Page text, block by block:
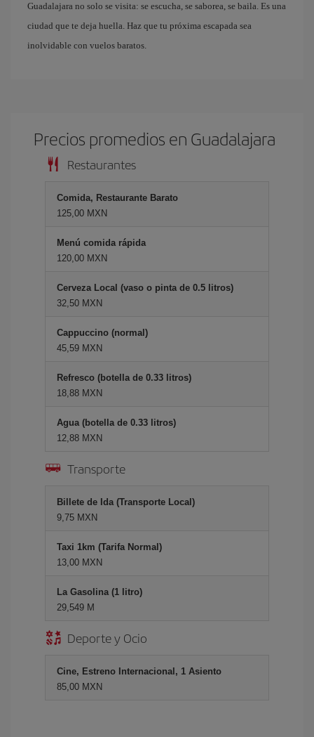
Guadalajara no solo se visita: se escucha, se saborea, se baila. Es una
ciudad que te deja huella. Haz que tu próxima escapada sea
inolvidable con vuelos baratos.
Precios promedios en Guadalajara
Restaurantes
Comida, Restaurante Barato
125,00 MXN
Menú comida rápida
120,00 MXN
Cerveza Local (vaso o pinta de 0.5 litros)
32,50 MXN
Cappuccino (normal)
45,59 MXN
Refresco (botella de 0.33 litros)
18,88 MXN
Agua (botella de 0.33 litros)
12,88 MXN
Transporte
Billete de Ida (Transporte Local)
9,75 MXN
Taxi 1km (Tarifa Normal)
13,00 MXN
La Gasolina (1 litro)
29,549 M
Deporte y Ocio
Cine, Estreno Internacional, 1 Asiento
85,00 MXN